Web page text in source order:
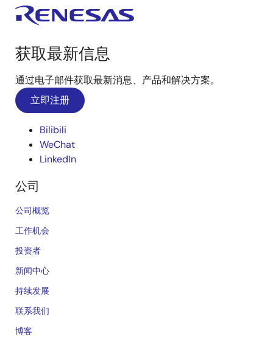
获取最新信息
通过电子邮件获取最新消息、产品和解决方案。
立即注册
Bilibili
WeChat
LinkedIn
公司
公司概览
工作机会
投资者
新闻中心
持续发展
联系我们
博客